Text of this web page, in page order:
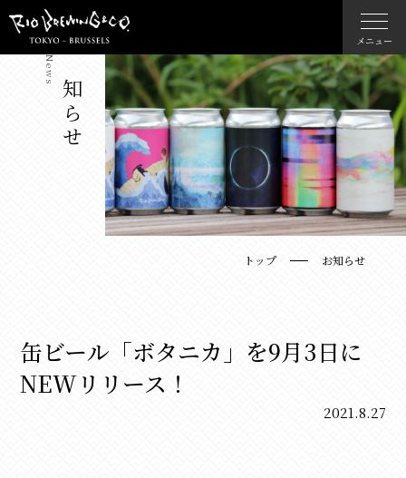
メニュー
News お知らせ
トップ お知らせ
缶ビール「ボタニカ」を9月3日に
NEWリリース！
2021.8.27